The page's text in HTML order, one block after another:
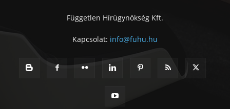
Független Hírügynökség Kft.
Kapcsolat: info@fuhu.hu